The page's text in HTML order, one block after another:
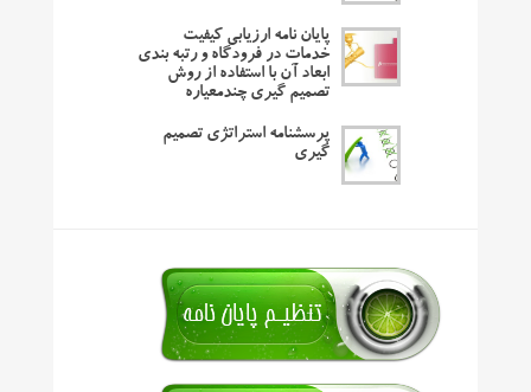
پایان نامه ارزیابی کیفیت
خدمات در فرودگاه و رتبه بندی
ابعاد آن با استفاده از روش
تصمیم گیری چندمعیاره
پرسشنامه استراتژی تصمیم
گیری